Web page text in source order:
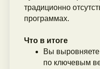
традиционно
программах.
Что в итоге
Вы выровняете
по ключевым